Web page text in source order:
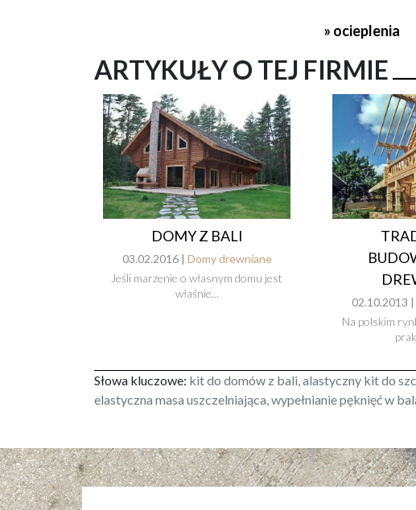
» ocieplenia
ARTYKUŁY O TEJ FIRMIE
DOMY Z BALI
03.02.2016 | Domy drewniane
Jeśli marzenie o własnym domu jest
właśnie...
02.10.2013 |
Na polskim
Słowa kluczowe: kit do domów z bali, alastyczny kit do
elastyczna masa uszczelniająca, wypełnianie pęknięć w